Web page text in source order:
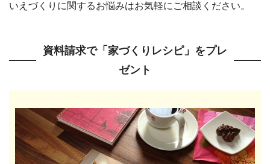
いえづくりに関するお悩みはお気軽にご相談ください。
資料請求で「家づくりレシピ」をプレ
ゼント